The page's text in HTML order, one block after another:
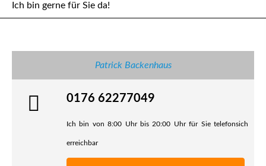
Ich bin gerne für Sie da!
Patrick Backenhaus
0176 62277049
Ich bin von 8:00 Uhr bis 20:00 Uhr für Sie telefonsich
erreichbar